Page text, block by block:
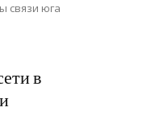
связи юга
в